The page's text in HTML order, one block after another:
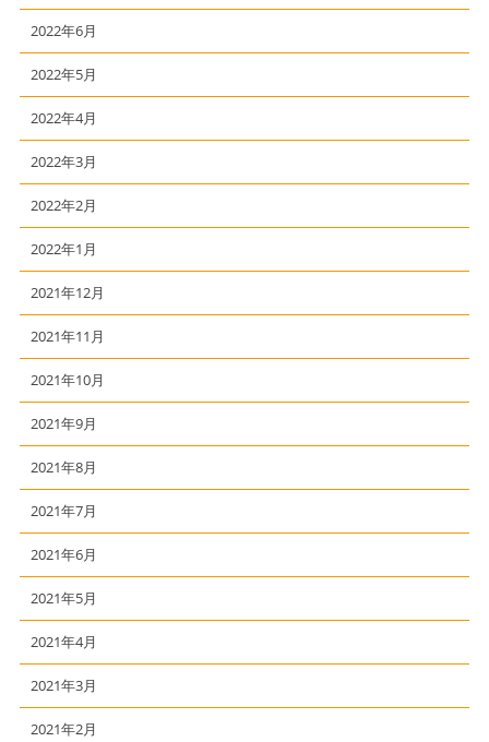
2022年6月
2022年5月
2022年4月
2022年3月
2022年2月
2022年1月
2021年12月
2021年11月
2021年10月
2021年9月
2021年8月
2021年7月
2021年6月
2021年5月
2021年4月
2021年3月
2021年2月